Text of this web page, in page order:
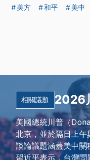
美方
和平 美中
相關議題 2026
美國總統川普（
北京，並於隔日上
談論議題涵蓋美中
習近平表示，台灣